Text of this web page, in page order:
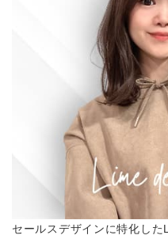
セールスデザインに特化し